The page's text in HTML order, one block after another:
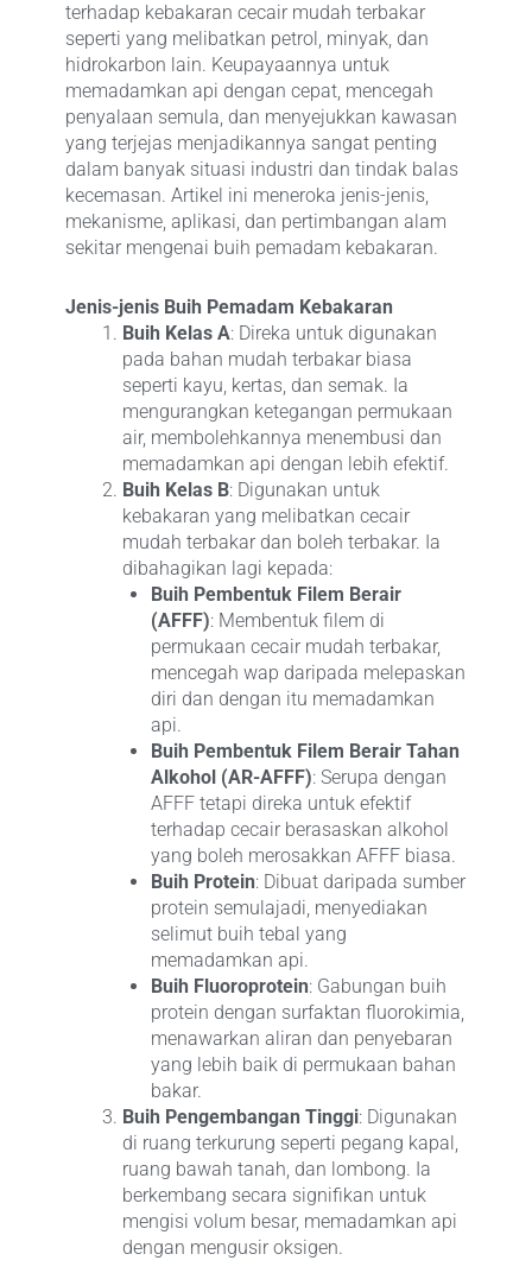
terhadap kebakaran cecair mudah terbakar
seperti yang melibatkan petrol, minyak, dan
hidrokarbon lain. Keupayaannya untuk
memadamkan api dengan cepat, mencegah
penyalaan semula, dan menyejukkan kawasan
yang terjejas menjadikannya sangat penting
dalam banyak situasi industri dan tindak balas
kecemasan. Artikel ini meneroka jenis-jenis,
mekanisme, aplikasi, dan pertimbangan alam
sekitar mengenai buih pemadam kebakaran.
Jenis-jenis Buih Pemadam Kebakaran
Buih Kelas A: Direka untuk digunakan
pada bahan mudah terbakar biasa
seperti kayu, kertas, dan semak. Ia
mengurangkan ketegangan permukaan
air, membolehkannya menembusi dan
memadamkan api dengan lebih efektif.
Buih Kelas B: Digunakan untuk
kebakaran yang melibatkan cecair
mudah terbakar dan boleh terbakar. Ia
dibahagikan lagi kepada:
Buih Pembentuk Filem Berair
(AFFF): Membentuk filem di
permukaan cecair mudah terbakar,
mencegah wap daripada melepaskan
diri dan dengan itu memadamkan
api.
Buih Pembentuk Filem Berair Tahan
Alkohol (AR-AFFF): Serupa dengan
AFFF tetapi direka untuk efektif
terhadap cecair berasaskan alkohol
yang boleh merosakkan AFFF biasa.
Buih Protein: Dibuat daripada sumber
protein semulajadi, menyediakan
selimut buih tebal yang
memadamkan api.
Buih Fluoroprotein: Gabungan buih
protein dengan surfaktan fluorokimia,
menawarkan aliran dan penyebaran
yang lebih baik di permukaan bahan
bakar.
Buih Pengembangan Tinggi: Digunakan
di ruang terkurung seperti pegang kapal,
ruang bawah tanah, dan lombong. Ia
berkembang secara signifikan untuk
mengisi volum besar, memadamkan api
dengan mengusir oksigen.